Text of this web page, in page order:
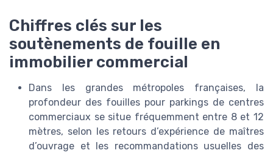
Chiffres clés sur les
soutènements de fouille en
immobilier commercial
Dans les grandes métropoles françaises, la
profondeur des fouilles pour parkings de centres
commerciaux se situe fréquemment entre 8 et 12
mètres, selon les retours d’expérience de maîtres
d’ouvrage et les recommandations usuelles des